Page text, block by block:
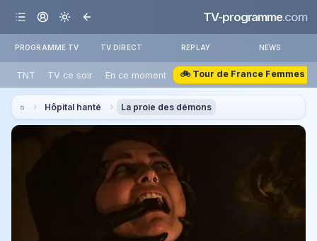
TV-programme.com
PROGRAMME TV TV DIRECT REPLAY NEWS
TNT TV ce soir En ce moment 🚲 Tour de France Femmes
Hôpital hanté La proie des démons